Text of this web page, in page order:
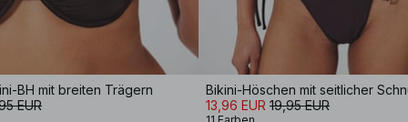
BH mit breiten Trägern
EUR
Bikini-Höschen mit seitlicher
13,96 EUR 19,95 EUR